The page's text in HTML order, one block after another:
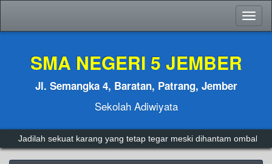
SMA NEGERI 5 JEMBER
Jl. Semangka 4, Baratan, Patrang, Jember
Sekolah Adiwiyata
Jadilah sekuat karang yang tetap tegar meski dihantam ombak.